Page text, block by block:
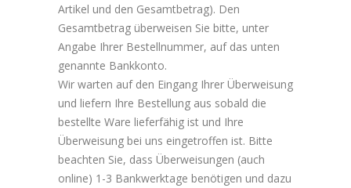
Artikel und den Gesamtbetrag). Den
Gesamtbetrag überweisen Sie bitte, unter
Angabe Ihrer Bestellnummer, auf das unten
genannte Bankkonto.
Wir warten auf den Eingang Ihrer Überweisung
und liefern Ihre Bestellung aus sobald die
bestellte Ware lieferfähig ist und Ihre
Überweisung bei uns eingetroffen ist. Bitte
beachten Sie, dass Überweisungen (auch
online) 1-3 Bankwerktage benötigen und dazu